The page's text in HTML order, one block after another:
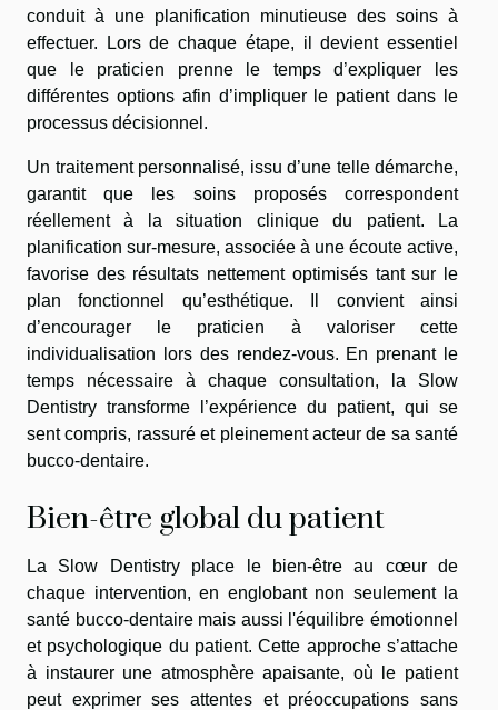
conduit à une planification minutieuse des soins à
effectuer. Lors de chaque étape, il devient essentiel
que le praticien prenne le temps d’expliquer les
différentes options afin d’impliquer le patient dans le
processus décisionnel.
Un traitement personnalisé, issu d’une telle démarche,
garantit que les soins proposés correspondent
réellement à la situation clinique du patient. La
planification sur-mesure, associée à une écoute active,
favorise des résultats nettement optimisés tant sur le
plan fonctionnel qu’esthétique. Il convient ainsi
d’encourager le praticien à valoriser cette
individualisation lors des rendez-vous. En prenant le
temps nécessaire à chaque consultation, la Slow
Dentistry transforme l’expérience du patient, qui se
sent compris, rassuré et pleinement acteur de sa santé
bucco-dentaire.
Bien-être global du patient
La Slow Dentistry place le bien-être au cœur de
chaque intervention, en englobant non seulement la
santé bucco-dentaire mais aussi l'équilibre émotionnel
et psychologique du patient. Cette approche s’attache
à instaurer une atmosphère apaisante, où le patient
peut exprimer ses attentes et préoccupations sans